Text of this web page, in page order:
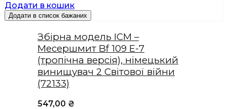
Додати в кошик
Додати в список бажаних
Збірна модель ICM –
Месершмит Bf 109 E-7
(тропічна версія), німецький
винищувач 2 Світової війни
(72133)
547,00 ₴